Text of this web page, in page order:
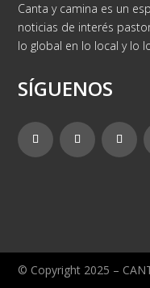
Canta y camina es un
noticias de interés
lo global en lo local y lo
SÍGUENOS
© Copyright 2025 –